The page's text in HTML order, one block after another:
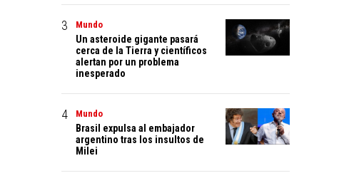
Mundo
Un asteroide gigante pasará
cerca de la Tierra y científicos
alertan por un problema
inesperado
Mundo
Brasil expulsa al embajador
argentino tras los insultos de
Milei